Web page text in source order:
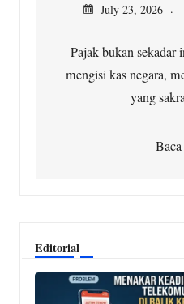
July 23, 2026
Pajak bukan sekadar
mengisi kas negara,
yang
Editorial